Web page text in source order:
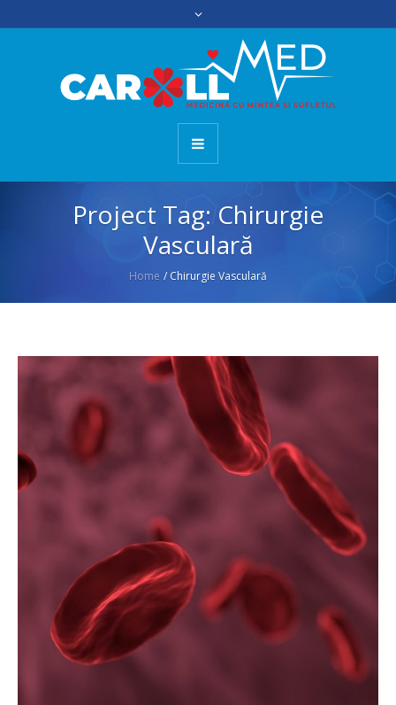
Project Tag: Chirurgie
Vasculară
Home / Chirurgie Vasculară